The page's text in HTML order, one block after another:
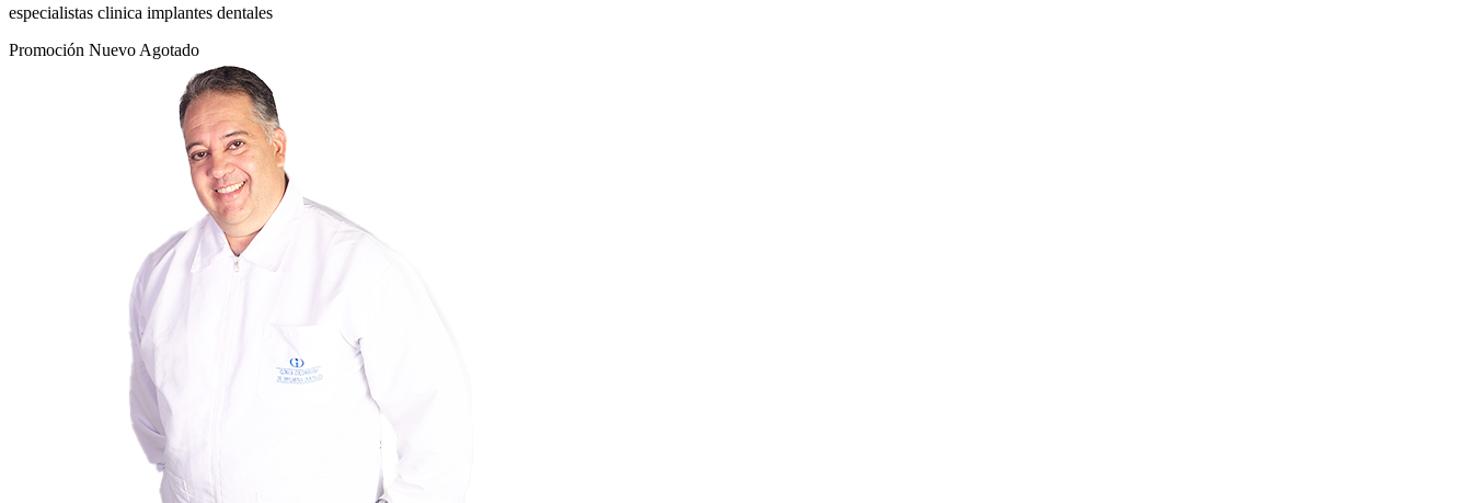
especialistas clinica implantes dentales
Promoción Nuevo Agotado